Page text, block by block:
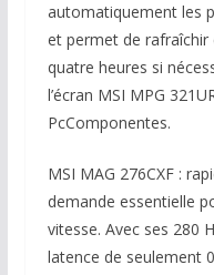
automatiquement les
et permet de rafraîchir
quatre heures si
l’écran MSI MPG
PcComponentes.
MSI MAG 276CXF :
demande essentielle
vitesse. Avec ses 280
latence de seulement